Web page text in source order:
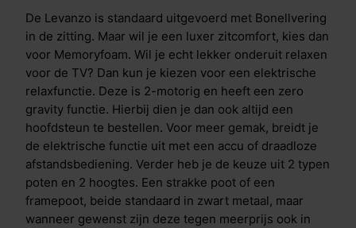
De Levanzo is standaard uitgevoerd met Bonellvering
in de zitting. Maar wil je een luxer zitcomfort, kies dan
voor Memoryfoam. Wil je echt lekker onderuit relaxen
voor de TV? Dan kun je kiezen voor een elektrische
relaxfunctie. Deze is 2-motorig en heeft een zero
gravity functie. Hierbij dien je dan ook altijd een
hoofdsteun te bestellen. Voor meer gemak, breidt je
de elektrische functie uit met een accu of draadloze
afstandsbediening. Verder heb je de keuze uit 2 typen
poten en 2 hoogtes. Een strakke poot of een
framepoot, beide standaard in zwart metaal, maar
wanneer gewenst zijn deze tegen meerprijs ook in